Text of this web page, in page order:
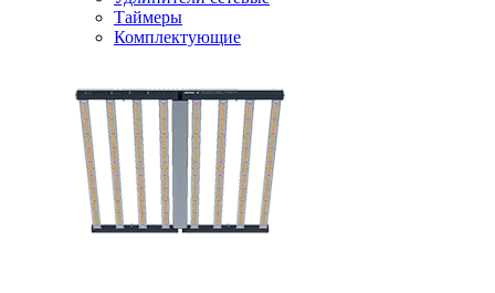
Таймеры
Комплектующие